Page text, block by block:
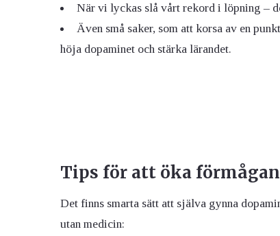
När vi lyckas slå vårt rekord i löpning –
Även små saker, som att korsa av en
höja dopaminet och stärka lärandet.
Tips för att öka
Det finns smarta sätt att själva gynna
utan medicin: